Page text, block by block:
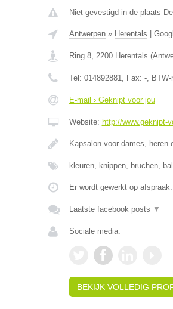
Niet gevestigd in de plaats
Antwerpen» Herentals
Ring 8, 2200 Herentals (
Tel: 014892881, Fax: -, BTW-
E-mail › Geknipt voor jou
Website: http://www.geknipt-
Kapsalon voor dames, heren
kleuren, knippen, bruchen,
Er wordt gewerkt op afspraak.
Laatste facebook posts ▼
Sociale media:
BEKIJK VOLLEDIG